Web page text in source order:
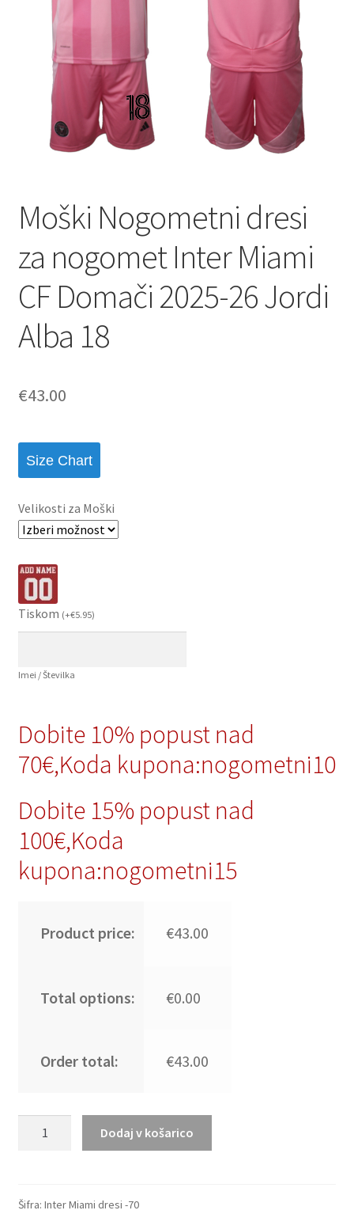
Moški Nogometni dresi
za nogomet Inter Miami
CF Domači 2025-26 Jordi
Alba 18
€43.00
Size Chart
Velikosti za Moški
Tiskom (+€5.95)
Imei / Številka
Dobite 10% popust nad
70€,Koda kupona:nogometni10
Dobite 15% popust nad
100€,Koda
kupona:nogometni15
Product price: €43.00
Total options: €0.00
Order total: €43.00
nogomet
Dodaj v košarico
Šifra: Inter Miami dresi -70